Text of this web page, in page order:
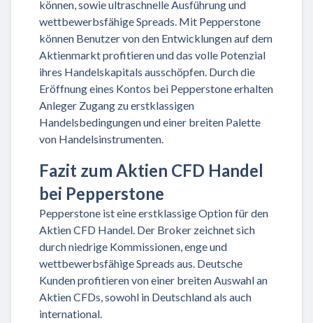
können, sowie ultraschnelle Ausführung und
wettbewerbsfähige Spreads. Mit Pepperstone
können Benutzer von den Entwicklungen auf dem
Aktienmarkt profitieren und das volle Potenzial
ihres Handelskapitals ausschöpfen. Durch die
Eröffnung eines Kontos bei Pepperstone erhalten
Anleger Zugang zu erstklassigen
Handelsbedingungen und einer breiten Palette
von Handelsinstrumenten.
Fazit zum Aktien CFD Handel
bei Pepperstone
Pepperstone ist eine erstklassige Option für den
Aktien CFD Handel. Der Broker zeichnet sich
durch niedrige Kommissionen, enge und
wettbewerbsfähige Spreads aus. Deutsche
Kunden profitieren von einer breiten Auswahl an
Aktien CFDs, sowohl in Deutschland als auch
international.